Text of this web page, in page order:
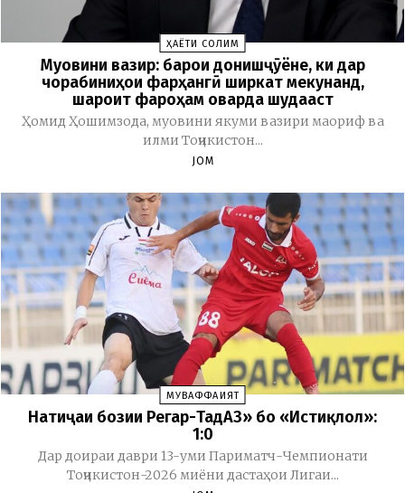
ҲАЁТИ СОЛИМ
Муовини вазир: барои донишҷӯёне, ки дар
чорабиниҳои фарҳангӣ ширкат мекунанд,
шароит фароҳам оварда шудааст
Ҳомид Ҳошимзода, муовини якуми вазири маориф ва
илми Тоҷикистон...
JOM
МУВАФФАҚИЯТ
Натиҷаи бозии Регар-ТадАЗ» бо «Истиқлол»:
1:0
Дар доираи даври 13-уми Париматч-Чемпионати
Тоҷикистон-2026 миёни дастаҳои Лигаи...